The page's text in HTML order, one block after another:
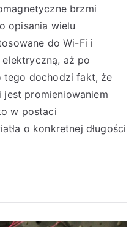
brzmi
opisania wielu
do Wi-Fi i
aż po
tego dochodzi fakt, że
jest promieniowaniem
w postaci
o konkretnej długości